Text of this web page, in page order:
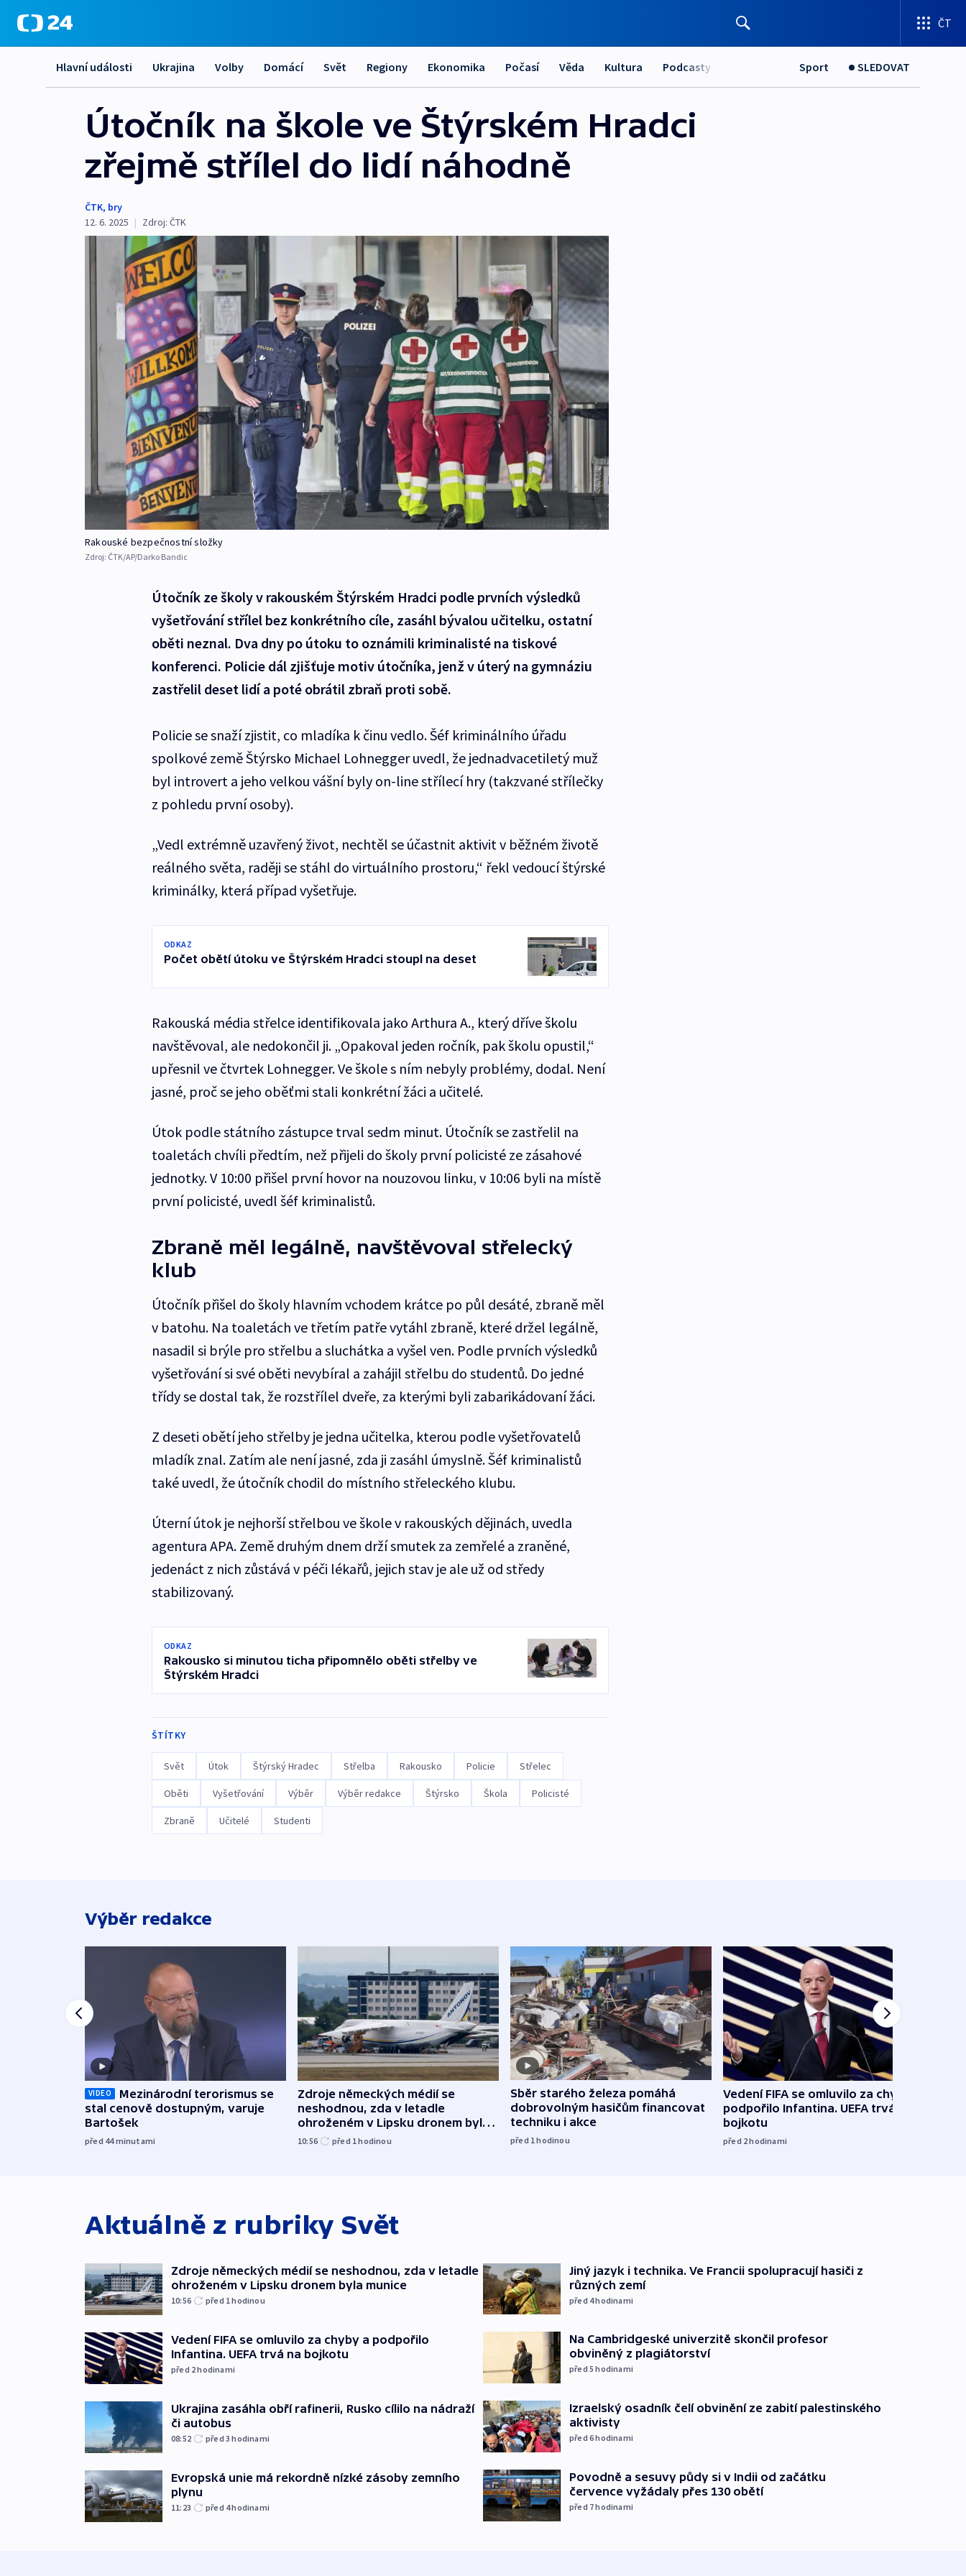
ČT
Hlavní události Ukrajina Volby Domácí Svět Regiony Ekonomika Počasí Věda Kultura Podcasty Sport SLEDOVAT
Útočník na škole ve Štýrském Hradci
zřejmě střílel do lidí náhodně
ČTK, bry
12. 6. 2025 | Zdroj: ČTK
Rakouské bezpečnostní složky
Zdroj: ČTK/AP/Darko Bandic
Útočník ze školy v rakouském Štýrském Hradci podle prvních výsledků
vyšetřování střílel bez konkrétního cíle, zasáhl bývalou učitelku, ostatní
oběti neznal. Dva dny po útoku to oznámili kriminalisté na tiskové
konferenci. Policie dál zjišťuje motiv útočníka, jenž v úterý na gymnáziu
zastřelil deset lidí a poté obrátil zbraň proti sobě.
Policie se snaží zjistit, co mladíka k činu vedlo. Šéf kriminálního úřadu
spolkové země Štýrsko Michael Lohnegger uvedl, že jednadvacetiletý muž
byl introvert a jeho velkou vášní byly on-line střílecí hry (takzvané střílečky
z pohledu první osoby).
„Vedl extrémně uzavřený život, nechtěl se účastnit aktivit v běžném životě
reálného světa, raději se stáhl do virtuálního prostoru,“ řekl vedoucí štýrské
kriminálky, která případ vyšetřuje.
ODKAZ
Počet obětí útoku ve Štýrském Hradci stoupl na deset
Rakouská média střelce identifikovala jako Arthura A., který dříve školu
navštěvoval, ale nedokončil ji. „Opakoval jeden ročník, pak školu opustil,“
upřesnil ve čtvrtek Lohnegger. Ve škole s ním nebyly problémy, dodal. Není
jasné, proč se jeho oběťmi stali konkrétní žáci a učitelé.
Útok podle státního zástupce trval sedm minut. Útočník se zastřelil na
toaletách chvíli předtím, než přijeli do školy první policisté ze zásahové
jednotky. V 10:00 přišel první hovor na nouzovou linku, v 10:06 byli na místě
první policisté, uvedl šéf kriminalistů.
Zbraně měl legálně, navštěvoval střelecký
klub
Útočník přišel do školy hlavním vchodem krátce po půl desáté, zbraně měl
v batohu. Na toaletách ve třetím patře vytáhl zbraně, které držel legálně,
nasadil si brýle pro střelbu a sluchátka a vyšel ven. Podle prvních výsledků
vyšetřování si své oběti nevybíral a zahájil střelbu do studentů. Do jedné
třídy se dostal tak, že rozstřílel dveře, za kterými byli zabarikádovaní žáci.
Z deseti obětí jeho střelby je jedna učitelka, kterou podle vyšetřovatelů
mladík znal. Zatím ale není jasné, zda ji zasáhl úmyslně. Šéf kriminalistů
také uvedl, že útočník chodil do místního střeleckého klubu.
Úterní útok je nejhorší střelbou ve škole v rakouských dějinách, uvedla
agentura APA. Země druhým dnem drží smutek za zemřelé a zraněné,
jedenáct z nich zůstává v péči lékařů, jejich stav je ale už od středy
stabilizovaný.
ODKAZ
Rakousko si minutou ticha připomnělo oběti střelby ve
Štýrském Hradci
ŠTÍTKY
Svět Útok Štýrský Hradec Střelba Rakousko Policie Střelec
Oběti Vyšetřování Výběr Výběr redakce Štýrsko Škola Policisté
Zbraně Učitelé Studenti
Výběr redakce
VIDEO
Mezinárodní terorismus se
stal cenově dostupným, varuje
Bartošek
před 44minutami
Zdroje německých médií se
neshodnou, zda v letadle
ohroženém v Lipsku dronem byla
munice
10:56 před 1hodinou
Sběr starého železa pomáhá
dobrovolným hasičům financovat
techniku i akce
před 1hodinou
Vedení FIFA se omluvilo za chyby a
podpořilo Infantina. UEFA trvá na
bojkotu
před 2hodinami
Aktuálně z rubriky Svět
Zdroje německých médií se neshodnou, zda v letadle
ohroženém v Lipsku dronem byla munice
10:56 před 1hodinou
Vedení FIFA se omluvilo za chyby a podpořilo
Infantina. UEFA trvá na bojkotu
před 2hodinami
Ukrajina zasáhla obří rafinerii, Rusko cílilo na nádraží
či autobus
08:52 před 3hodinami
Evropská unie má rekordně nízké zásoby zemního
plynu
11:23 před 4hodinami
Jiný jazyk i technika. Ve Francii spolupracují hasiči z
různých zemí
před 4hodinami
Na Cambridgeské univerzitě skončil profesor
obviněný z plagiátorství
před 5hodinami
Izraelský osadník čelí obvinění ze zabití palestinského
aktivisty
před 6hodinami
Povodně a sesuvy půdy si v Indii od začátku
července vyžádaly přes 130 obětí
před 7hodinami